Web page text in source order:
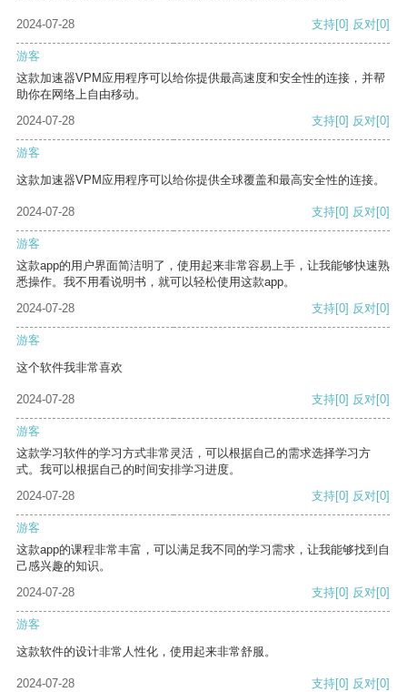
2024-07-28 支持[0] 反对[0]
游客
这款加速器VPM应用程序可以给你提供最高速度和安全性的连接，并帮
助你在网络上自由移动。
2024-07-28
支持[0] 反对[0]
游客
这款加速器VPM应用程序可以给你提供全球覆盖和最高安全性的连接。
2024-07-28 支持[0] 反对[0]
游客
这款app的用户界面简洁明了，使用起来非常容易上手，让我能够快速熟
悉操作。我不用看说明书，就可以轻松使用这款app。
2024-07-28
支持[0] 反对[0]
游客
这个软件我非常喜欢
2024-07-28 支持[0] 反对[0]
游客
这款学习软件的学习方式非常灵活，可以根据自己的需求选择学习方
式。我可以根据自己的时间安排学习进度。
2024-07-28
支持[0] 反对[0]
游客
这款app的课程非常丰富，可以满足我不同的学习需求，让我能够找到自
己感兴趣的知识。
2024-07-28
支持[0] 反对[0]
游客
这款软件的设计非常人性化，使用起来非常舒服。
2024-07-28 支持[0] 反对[0]